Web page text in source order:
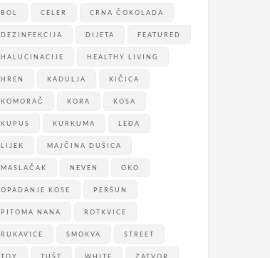
BOL CELER CRNA ČOKOLADA
DEZINFEKCIJA DIJETA FEATURED
HALUCINACIJE HEALTHY LIVING
HREN KADULJA KIČICA
KOMORAČ KORA KOSA
KUPUS KURKUMA LEĐA
LIJEK MAJČINA DUŠICA
MASLAČAK NEVEN OKO
OPADANJE KOSE PERŠUN
PITOMA NANA ROTKVICE
RUKAVICE SMOKVA STREET
TOY TUŠT WHITE ZATVOR